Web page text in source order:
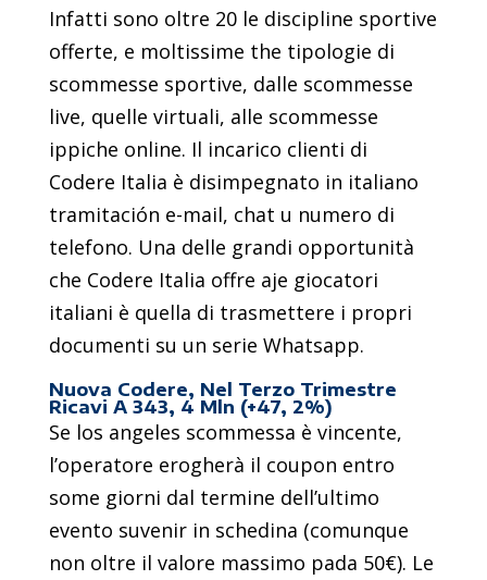
Infatti sono oltre 20 le discipline sportive
offerte, e moltissime the tipologie di
scommesse sportive, dalle scommesse
live, quelle virtuali, alle scommesse
ippiche online. Il incarico clienti di
Codere Italia è disimpegnato in italiano
tramitación e-mail, chat u numero di
telefono. Una delle grandi opportunità
che Codere Italia offre aje giocatori
italiani è quella di trasmettere i propri
documenti su un serie Whatsapp.
Nuova Codere, Nel Terzo Trimestre
Ricavi A 343, 4 Mln (+47, 2%)
Se los angeles scommessa è vincente,
l’operatore erogherà il coupon entro
some giorni dal termine dell’ultimo
evento suvenir in schedina (comunque
non oltre il valore massimo pada 50€). Le